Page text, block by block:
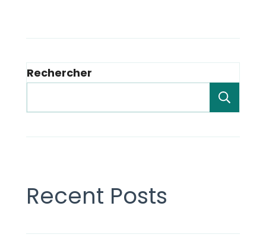
Rechercher
Recent Posts